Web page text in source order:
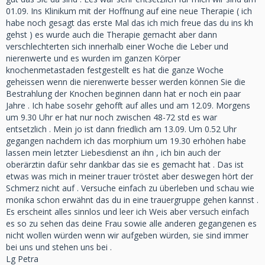
01.09. Ins Klinikum mit der Hoffnung auf eine neue Therapie ( ich
habe noch gesagt das erste Mal das ich mich freue das du ins kh
gehst ) es wurde auch die Therapie gemacht aber dann
verschlechterten sich innerhalb einer Woche die Leber und
nierenwerte und es wurden im ganzen Körper
knochenmetastaden festgestellt es hat die ganze Woche
geheissen wenn die nierenwerte besser werden können Sie die
Bestrahlung der Knochen beginnen dann hat er noch ein paar
Jahre . Ich habe sosehr gehofft auf alles und am 12.09. Morgens
um 9.30 Uhr er hat nur noch zwischen 48-72 std es war
entsetzlich . Mein jo ist dann friedlich am 13.09. Um 0.52 Uhr
gegangen nachdem ich das morphium um 19.30 erhöhen habe
lassen mein letzter Liebesdienst an ihn , ich bin auch der
oberärztin dafür sehr dankbar das sie es gemacht hat . Das ist
etwas was mich in meiner trauer tröstet aber deswegen hört der
Schmerz nicht auf . Versuche einfach zu überleben und schau wie
monika schon erwähnt das du in eine trauergruppe gehen kannst .
Es erscheint alles sinnlos und leer ich Weis aber versuch einfach
es so zu sehen das deine Frau sowie alle anderen gegangenen es
nicht wollen würden wenn wir aufgeben würden, sie sind immer
bei uns und stehen uns bei .
Lg Petra